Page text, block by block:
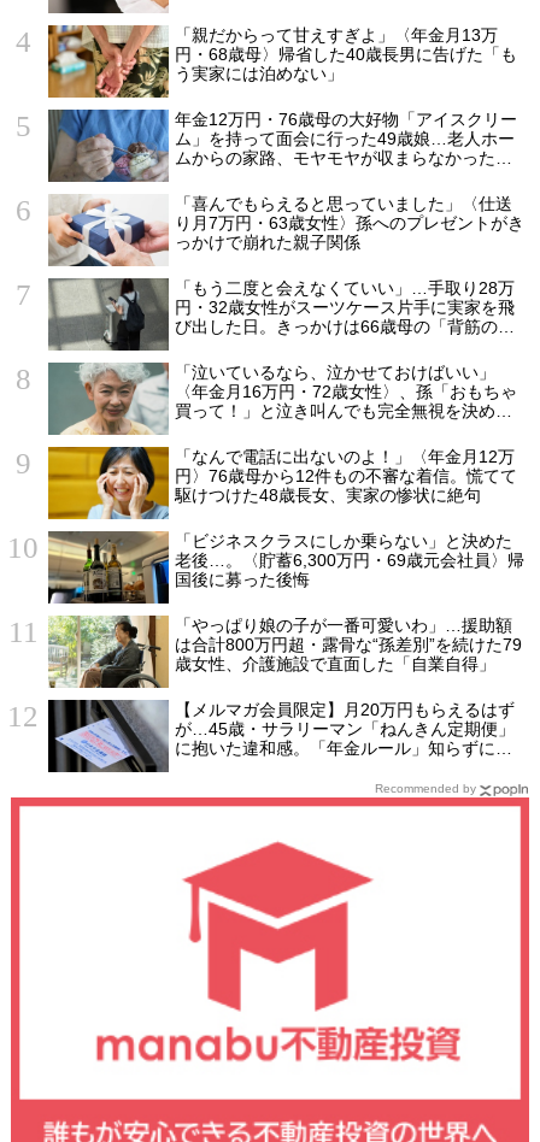
「親だからって甘えすぎよ」〈年金月13万
円・68歳母〉帰省した40歳長男に告げた「も
う実家には泊めない」
年金12万円・76歳母の大好物「アイスクリー
ム」を持って面会に行った49歳娘…老人ホー
ムからの家路、モヤモヤが収まらなかったワ
「喜んでもらえると思っていました」〈仕送
り月7万円・63歳女性〉孫へのプレゼントがき
っかけで崩れた親子関係
「もう二度と会えなくていい」…手取り28万
円・32歳女性がスーツケース片手に実家を飛
び出した日。きっかけは66歳母の「背筋の凍
「泣いているなら、泣かせておけばいい」
〈年金月16万円・72歳女性〉、孫「おもちゃ
買って！」と泣き叫んでも完全無視を決め込
「なんで電話に出ないのよ！」〈年金月12万
円〉76歳母から12件もの不審な着信。慌てて
駆けつけた48歳長女、実家の惨状に絶句
「ビジネスクラスにしか乗らない」と決めた
老後…。〈貯蓄6,300万円・69歳元会社員〉帰
国後に募った後悔
「やっぱり娘の子が一番可愛いわ」…援助額
は合計800万円超・露骨な“孫差別”を続けた79
歳女性、介護施設で直面した「自業自得」
【メルマガ会員限定】月20万円もらえるはず
が…45歳・サラリーマン「ねんきん定期便」
に抱いた違和感。「年金ルール」知らずにそ
額に唖然「何かの間違いでは？」Recommended by